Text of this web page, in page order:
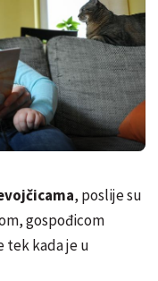
, poslije su
gospođicom
tek kada je u